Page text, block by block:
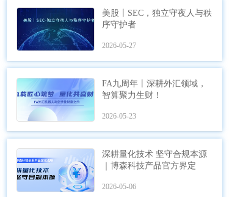
美股丨SEC，独立守夜人与秩
序守护者
2026-05-27
FA九周年丨深耕外汇领域，
智算聚力生财！
2026-05-23
深耕量化技术 坚守合规本源
｜博森科技产品官方界定
2026-05-06